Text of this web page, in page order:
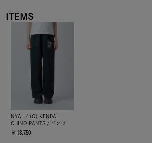
ITEMS
NYA- / (O) KENDAI
CHINO PANTS / パンツ
￥13,750